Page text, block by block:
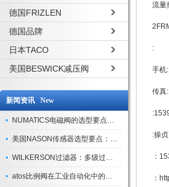
德国FRIZLEN
德国品牌
日本TACO
美国BESWICK减压阀
新闻资讯 New
NUMATICS电磁阀的选型要点与使用注意事项
美国NASON传感器选型要点：精度、量程与接口适配指南
WILKERSON过滤器：多级过滤技术，适配多行业净化需求
atos比例阀在工业自动化中的关键应用
流量
:
手
传真:
:操贞
：
：